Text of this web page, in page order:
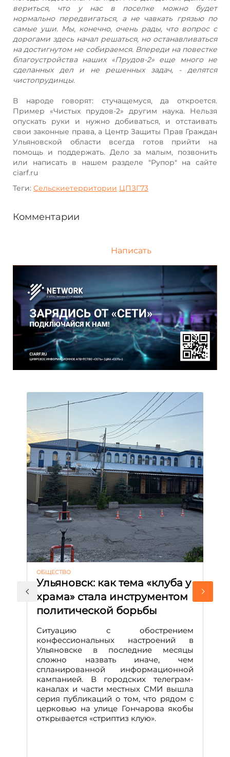
вериться, что у нас в поселке можно будет
нормально передвигаться, а не чавкать грязью по
самые уши. Мы, конечно, очень рады, что вопрос с
дорогами здесь начал решаться, но останавливаться
на достигнутом не собираемся. Впереди на повестке
благоустройства наших «Прудов-2» еще много не
сделанных дел и не решенных задач, - делятся
чистопрудинцы.
В народе говорят: стучащемуся, да откроется.
Пример «Чистых прудов-2» другим наука. Нельзя
опускать руки и нужно добиваться, и отстаивать
свои законные права, а Центр Защиты Прав Граждан
Ульяновской области всегда готов прийти на
помощь и поддержать. Дело за малым, позвонить
или написать в нашем разделе "Рупор" на сайте
ciarf.ru
Теги: Сельскиетерритории ЦПЗГ73
Комментарии
Написать
ОБЩЕСТВО
Ульяновск: как тема «клуба у
храма» стала инструментом
политической борьбы
Ситуацию с обострением
конфессиональных настроений в
Ульяновске в последние месяцы
сложно назвать иначе, чем
спланированной информационной
кампанией. В городских телеграм-
каналах и части местных СМИ вышла
серия публикаций о том, что рядом с
церковью на улице Гончарова якобы
открывается «стриптиз клую».